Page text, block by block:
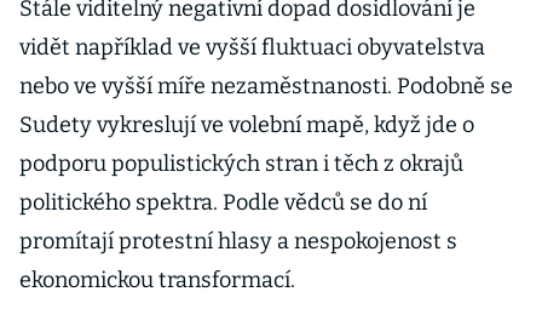
jen letos stál
22 miliard
Stále viditelný negativní dopad dosidlování je
vidět například ve vyšší fluktuaci obyvatelstva
nebo ve vyšší míře nezaměstnanosti. Podobně se
Sudety vykreslují ve volební mapě, když jde o
podporu populistických stran i těch z okrajů
politického spektra. Podle vědců se do ní
promítají protestní hlasy a nespokojenost s
ekonomickou transformací.